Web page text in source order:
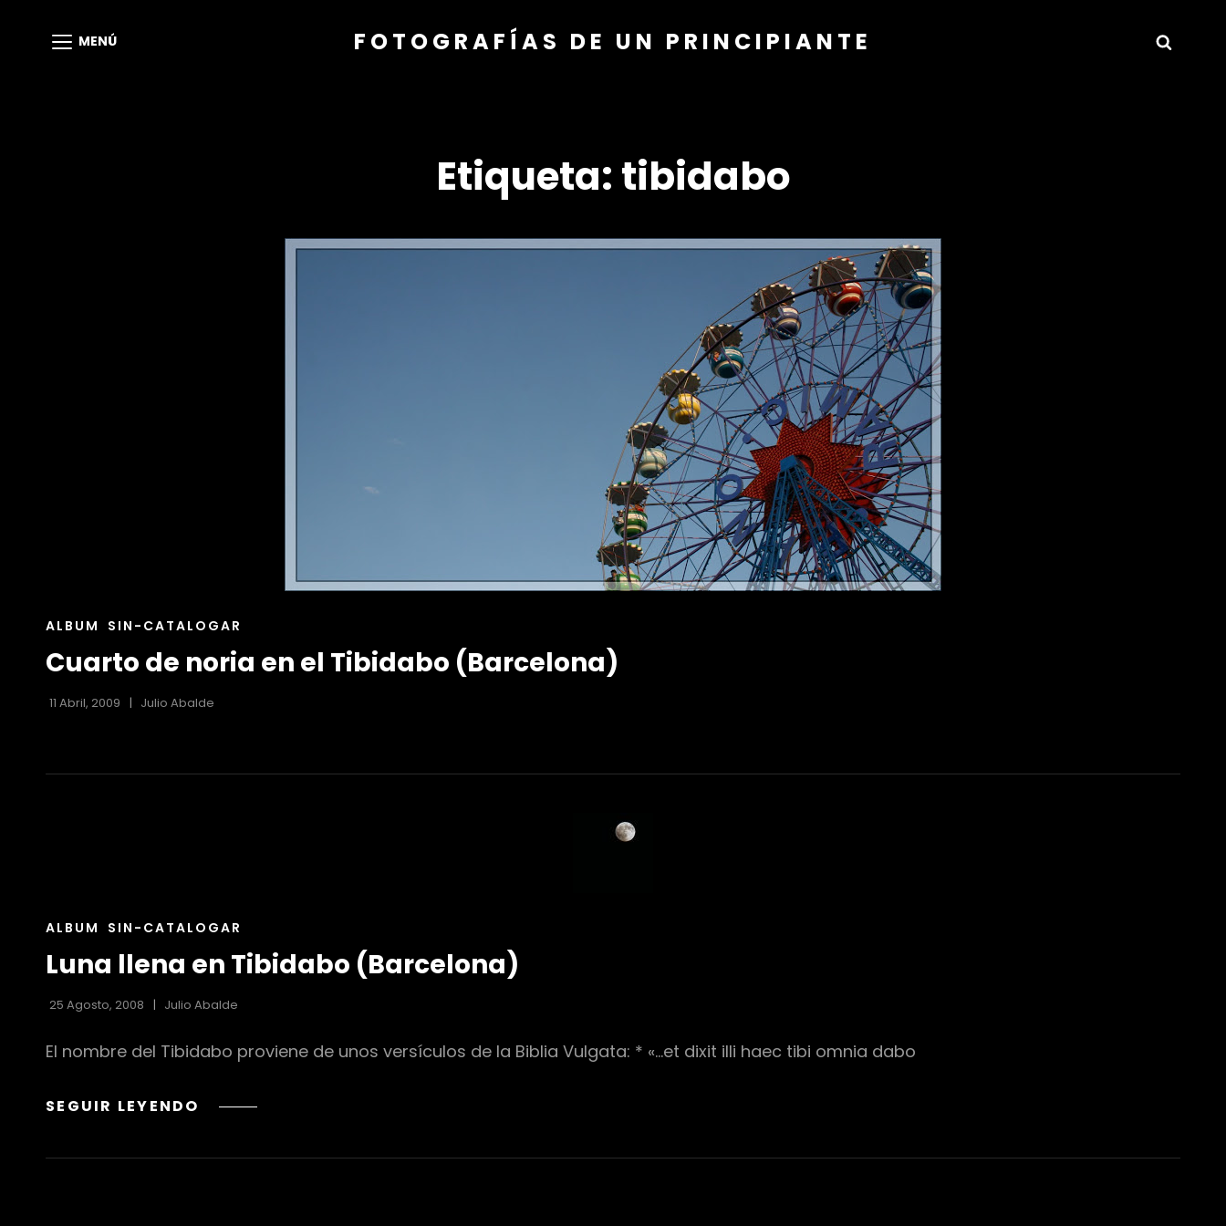
MENÚ FOTOGRAFÍAS DE UN PRINCIPIANTE
Etiqueta: tibidabo
ENLACES
LAS
ALBUM SIN-CATALOGAR
Cuarto de noria en el Tibidabo (Barcelona)
11 Abril, 2009 Julio Abalde
ENLACES
LAS
ALBUM SIN-CATALOGAR
Luna llena en Tibidabo (Barcelona)
25 Agosto, 2008 Julio Abalde
El nombre del Tibidabo proviene de unos versículos de la Biblia Vulgata: * «…et dixit illi haec tibi omnia dabo
SEGUIR LEYENDO LUNA